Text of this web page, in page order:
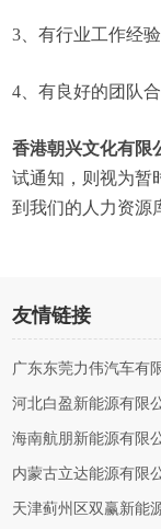
3、有行业工作经验
4、有良好的团队
香港朝兴文化有限
试通知，则视为暂
到我们的人力资源
友情链接
广东东莞力伟汽车有
河北白盈新能源有限
海南航朋新能源有限
内蒙古立达能源有限
天津蓟州区双赢新能